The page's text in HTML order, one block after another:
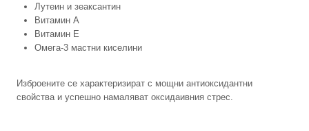
Лутеин и зеаксантин
Витамин А
Витамин Е
Омега-3 мастни киселини
Изброените се характеризират с мощни антиоксидантни
свойства и успешно намаляват оксидаивния стрес.